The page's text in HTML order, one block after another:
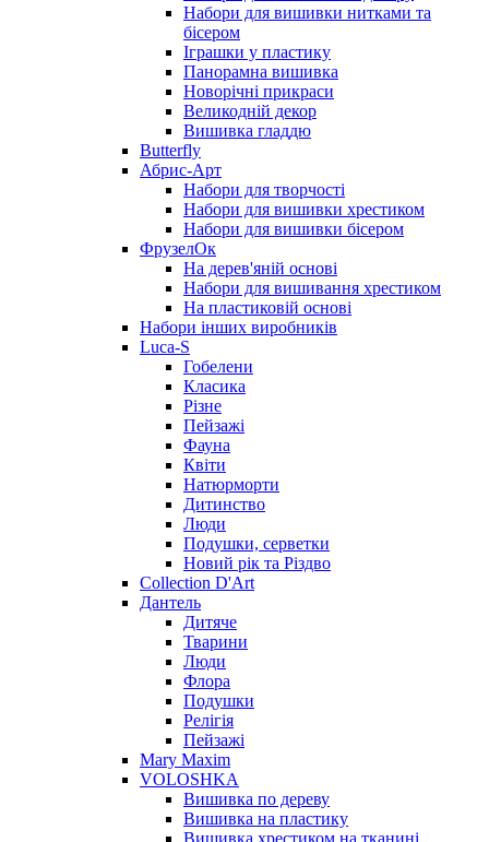
Набори для вишивки нитками та
бісером
Іграшки у пластику
Панорамна вишивка
Новорічні прикраси
Великодній декор
Вишивка гладдю
Butterfly
Абрис-Арт
Набори для творчості
Набори для вишивки хрестиком
Набори для вишивки бісером
ФрузелОк
На дерев'яній основі
Набори для вишивання хрестиком
На пластиковій основі
Набори інших виробників
Luca-S
Гобелени
Класика
Різне
Пейзажі
Фауна
Квіти
Натюрморти
Дитинство
Люди
Подушки, серветки
Новий рік та Різдво
Collection D'Art
Дантель
Дитяче
Тварини
Люди
Флора
Подушки
Релігія
Пейзажі
Mary Maxim
VOLOSHKA
Вишивка по дереву
Вишивка на пластику
Вишивка хрестиком на тканині